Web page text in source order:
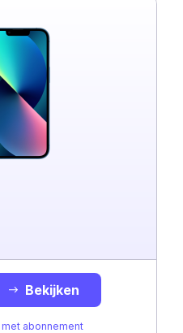
Bekijken
abonnement